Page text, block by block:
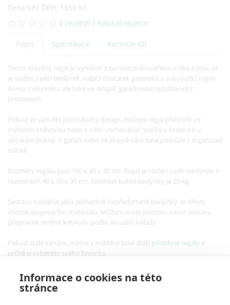
Informace o cookies na této
stránce
Cena bez DPH: 1650 Kč
0 recenzí / Napsat recenzi
Popis Specifikace Recenze (0)
Tento dřevěný regál je vyroben z borovicového dřeva a díky tomu, že
je složen z pěti bedýnek, nabízí dostatek prostoru a své využití najde
doma v obýváku, ale také ve sklepě, garáži nebo skladovacích
prostorech.
Pokud se vám líbí jednoduchý design, můžete regál přetvořit ve
stylovou knihovnu nebo v něm uschovávat hračky v krabicích v
dětském pokoji. V garáži nebo ve sklepě vám zase pomůže s organizací
nářadí.
Rozměry regálu jsou 150 x 40 x 30 cm. Regál je složen z pěti bedýnek o
rozměrech 40 x 30 x 30 cm. Nosnost každé bedýnky je 20 kg.
Sestavu zasíláme jako jednotlivé nepředvrtané bedýnky ze dřeva
včetně spojovacího materiálu. Můžete si tak podobu a tvar sestavy
přepravek změnit kdykoliv podle aktuální nálady.
Pokud stále váháte, máme v nabídce také další podobné regály a
určitě si vyberete svého favorita.